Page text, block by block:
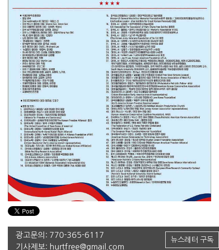
뉴스레터 구독
광고문의: 770-365-6117
기사제보: hurtfree@gmail.com